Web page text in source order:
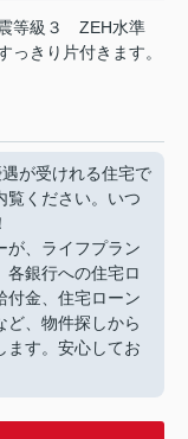
等級３
ZEH水準
っきり片付きます。
が受けれる住宅で
覧ください。いつ
が、ライフプラン
各銀行への住宅ロ
付金、住宅ローン
ど、物件探しから
ます。安心してお